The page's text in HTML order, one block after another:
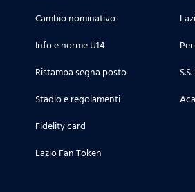
Cambio nominativo
Info e norme U14
Ristampa segna posto
Stadio e regolamenti
Fidelity card
Lazio Fan Token